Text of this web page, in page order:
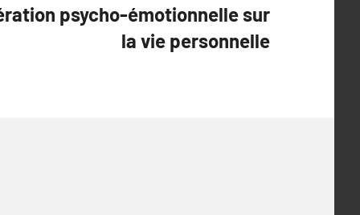
psycho-émotionnelle sur
la vie personnelle